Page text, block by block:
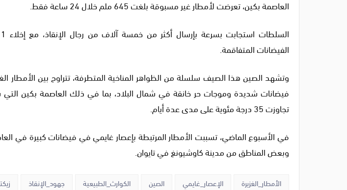
العاصمة بكين، تعرضت لأمطار غير مسبوقة بلغت 645 ملم خلال 24 ساعة فقط.
الفيضانات المتفاقمة.
وتشهد الصين هذا الصيف سلسلة من الظواهر المناخية المتطرفة، تتراوح بين الأمطار
فيضانات شديدة وموجات حر خانقة في شمال البلاد، بما في ذلك العاصمة بكين
تجاوزت 35 درجة مئوية على مدى عدة أيام.
في الأسبوع الماضي، تسببت الأمطار المرتبطة بإعصار غايمي في فيضانات كبيرة في
وبعض المناطق من مدينة كاوشيونغ في تايوان.
الأمطار_الغزيرة الإعصار_غايمي الصين الكوارث_الطبيعية جهود_الإنقاذ